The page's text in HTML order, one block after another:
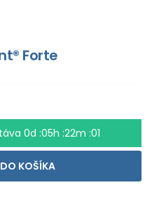
Forte
0d :05h :22m :00
KOŠÍKA